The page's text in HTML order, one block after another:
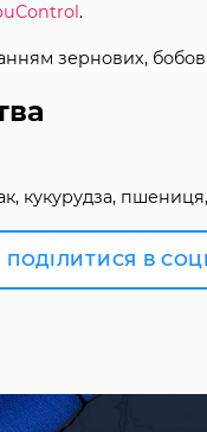
.
зернових,
кукурудза,
ПОДІЛИТИСЯ В